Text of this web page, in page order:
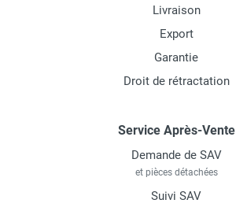
Livraison
Export
Garantie
Droit de rétractation
Service Après-Vente
Demande de SAV
et pièces détachées
Suivi SAV